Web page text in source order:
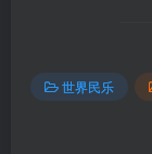
世界民乐